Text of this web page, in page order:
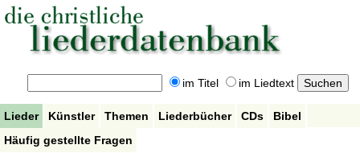
im Titel im Liedtext
Lieder Künstler Themen Liederbücher CDs
Bibel
Häufig gestellte Fragen